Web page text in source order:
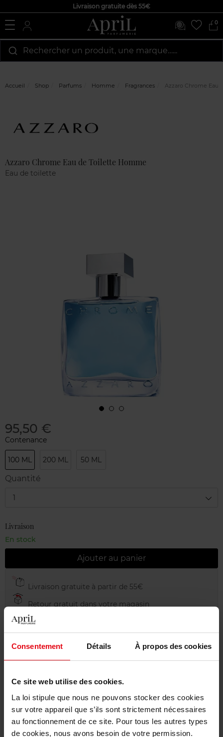
Consentement Détails À propos des cookies
Ce site web utilise des cookies.
La loi stipule que nous ne pouvons stocker des cookies
sur votre appareil que s’ils sont strictement nécessaires
au fonctionnement de ce site. Pour tous les autres types
de cookies, nous avons besoin de votre permission.
Livraison gratuite dès 55€
0
Rechercher un produit, une marque…...
Accueil Shop Parfums Homme Fragrances Azzaro Chrome Eau
Azzaro Chrome Eau de Toilette Homme
Eau de toilette
95,50 €
Contenance
100 ML 200 ML 50 ML
Quantité
1
Livraison
En stock
Ajouter au panier
Livraison gratuite à partir de 55€
Retour gratuit dans votre magasin
Emballage cadeau offert
Description
Conseil d'utilisation